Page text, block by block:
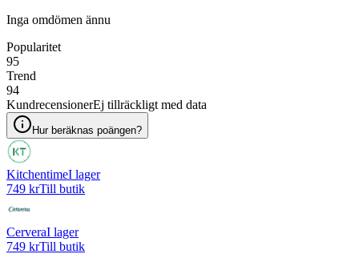
Inga omdömen ännu
Popularitet
95
Trend
94
KundrecensionerEj tillräckligt med data
Hur beräknas poängen?
KitchentimeI lager
749 krTill butik
CerveraI lager
749 krTill butik